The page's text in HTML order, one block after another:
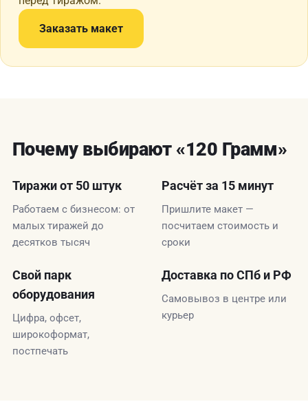
Заказать макет
Почему выбирают «120 Грамм»
Тиражи от 50 штук
Работаем с бизнесом: от
малых тиражей до
десятков тысяч
Расчёт за 15 минут
Пришлите макет —
посчитаем стоимость и
сроки
Свой парк
оборудования
Цифра, офсет,
широкоформат,
постпечать
Доставка по СПб и РФ
Самовывоз в центре или
курьер